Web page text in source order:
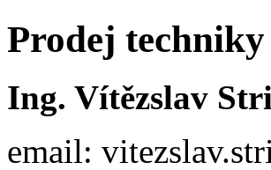
Prodej
Ing. Vítězslav
email: